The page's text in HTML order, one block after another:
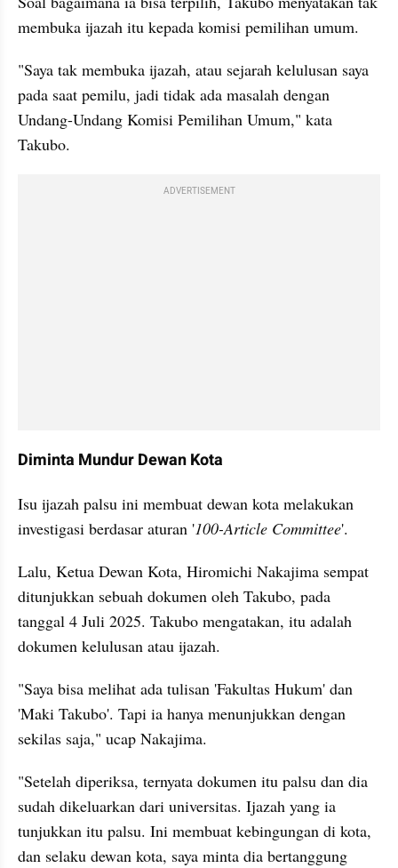
membuka ijazah itu kepada komisi pemilihan umum.
"Saya tak membuka ijazah, atau sejarah kelulusan saya
pada saat pemilu, jadi tidak ada masalah dengan
Undang-Undang Komisi Pemilihan Umum," kata
Takubo.
ADVERTISEMENT
Diminta Mundur Dewan Kota
Isu ijazah palsu ini membuat dewan kota melakukan
investigasi berdasar aturan '100-Article Committee'.
Lalu, Ketua Dewan Kota, Hiromichi Nakajima sempat
ditunjukkan sebuah dokumen oleh Takubo, pada
tanggal 4 Juli 2025. Takubo mengatakan, itu adalah
dokumen kelulusan atau ijazah.
"Saya bisa melihat ada tulisan 'Fakultas Hukum' dan
'Maki Takubo'. Tapi ia hanya menunjukkan dengan
sekilas saja," ucap Nakajima.
"Setelah diperiksa, ternyata dokumen itu palsu dan dia
sudah dikeluarkan dari universitas. Ijazah yang ia
tunjukkan itu palsu. Ini membuat kebingungan di kota,
dan selaku dewan kota, saya minta dia bertanggung